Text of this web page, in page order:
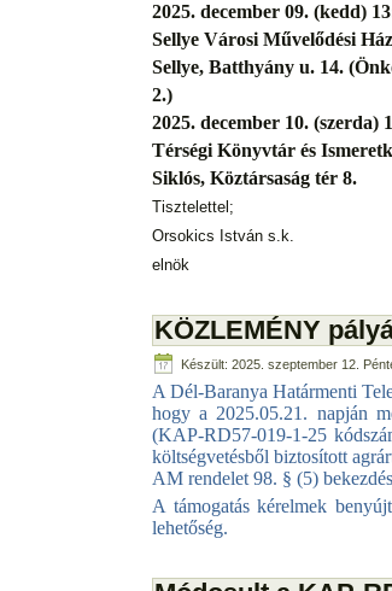
2025. december 09. (kedd)
Sellye Városi Művelődési Ház
Sellye, Batthyány u. 14.
2.)
2025. december 10. (szerda)
Térségi Könyvtár és
Siklós, Köztársaság tér 8.
Tisztelettel;
Orsokics István s.k.
elnök
KÖZLEMÉNY
Készült: 2025. szeptember 12.
A Dél-Baranya Határmenti
hogy a 2025.05.21. napján
(KAP-RD57-019-1-25
költségvetésből biztosított
AM rendelet 98. § (5)
A támogatás kérelmek
lehetőség.